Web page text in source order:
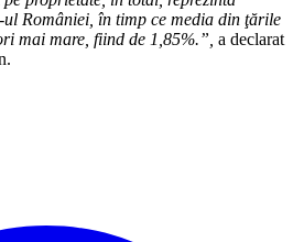
României, în timp ce media din ţările
mai mare, fiind de 1,85%.”, a declarat